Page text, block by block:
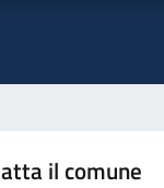
il comune